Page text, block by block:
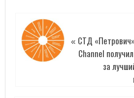
« СТД
Сhannel
за